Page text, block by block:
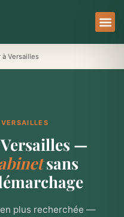
Versailles
—
sans
plus recherchée —